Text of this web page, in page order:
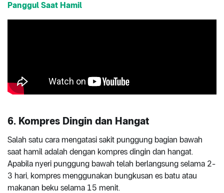
Panggul Saat Hamil
6. Kompres Dingin dan Hangat
Salah satu cara mengatasi sakit punggung bagian bawah
saat hamil adalah dengan kompres dingin dan hangat.
Apabila nyeri punggung bawah telah berlangsung selama 2-
3 hari, kompres menggunakan bungkusan es batu atau
makanan beku selama 15 menit.